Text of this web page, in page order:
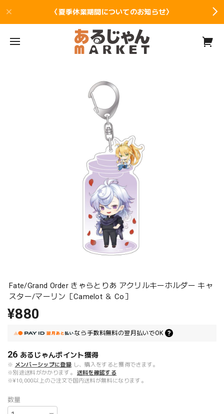
〈夏季休業期間についてのお知らせ〉
Fate/Grand Order きゃらとりあ アクリルキーホルダー キャ
スター/マーリン［Camelot ＆ Co］
¥880
なら 手数料無料の翌月払いでOK
26 あるじゃんポイント獲得
※ メンバーシップに登録 し、購入をすると獲得できます。
※別途送料がかかります。
送料を確認する
※¥10,000以上のご注文で国内送料が無料になります。
数量